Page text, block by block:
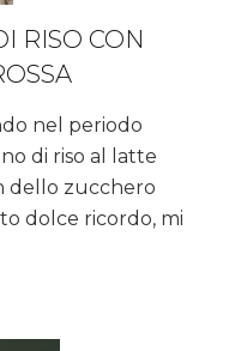
RISO CON
nel periodo
di riso al latte
dello zucchero
dolce ricordo, mi